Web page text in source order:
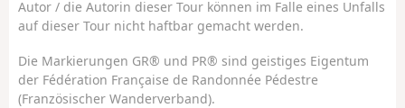
Autor / die Autorin dieser Tour können im Falle eines Unfalls
auf dieser Tour nicht haftbar gemacht werden.
Die Markierungen GR® und PR® sind geistiges Eigentum
der Fédération Française de Randonnée Pédestre
(Französischer Wanderverband).